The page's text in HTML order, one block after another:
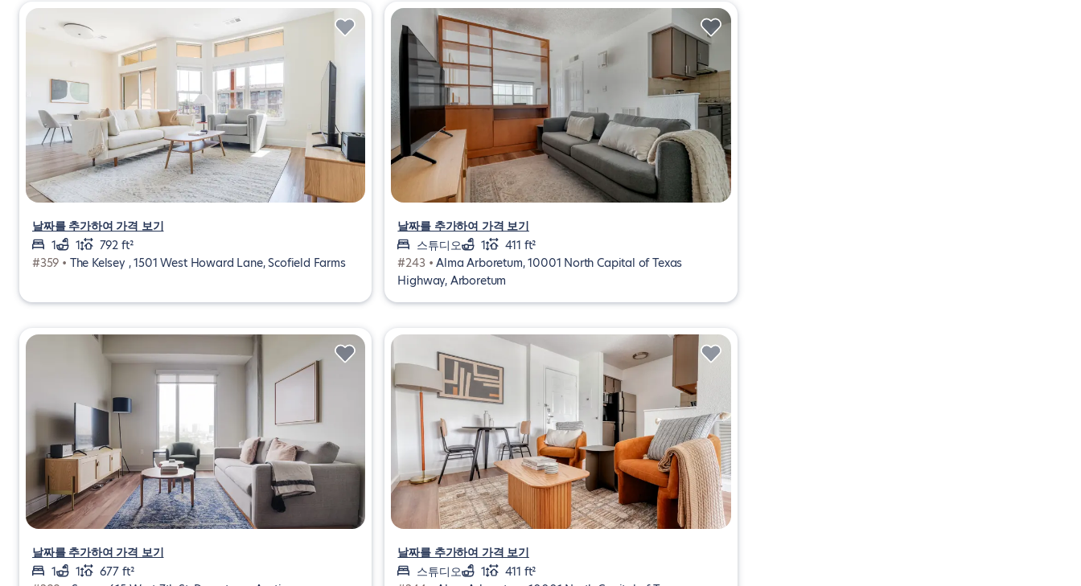
날짜를 추가하여 가격 보기
1
1
792 ft²
#359 • The Kelsey , 1501 West Howard Lane, Scofield Farms
날짜를 추가하여 가격 보기
스튜디오
1
411 ft²
#243 •Alma Arboretum, 10001 North Capital of Texas
Highway, Arboretum
날짜를 추가하여 가격 보기
1
1
677 ft²
날짜를 추가하여 가격 보기
스튜디오
1
411 ft²